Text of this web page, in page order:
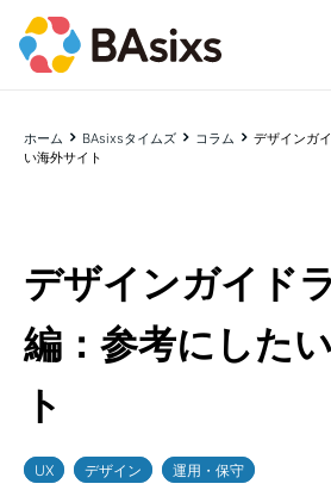
ホーム BAsixsタイムズ コラム
デザインガ
い海外サイト
デザインガイド
編：参考にした
ト
UX デザイン 運用・保守